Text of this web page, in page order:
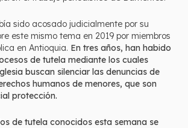
sido acosado judicialmente por su
este mismo tema en 2019 por miembros
en Antioquia. En tres años, han habido
de tutela mediante los cuales
buscan silenciar las denuncias de
humanos de menores, que son
protección.
de tutela conocidos esta semana se